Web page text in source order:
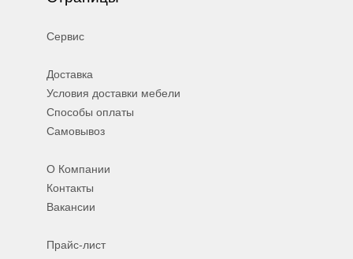
Сервис
Доставка
Условия доставки мебели
Способы оплаты
Самовывоз
О Компании
Контакты
Вакансии
Прайс-лист